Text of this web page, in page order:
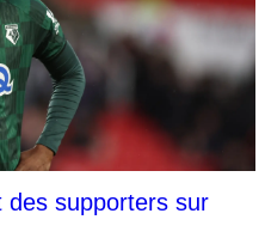
des supporters sur